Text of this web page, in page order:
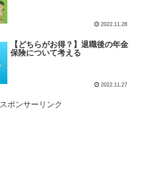
2022.11.28
【どちらがお得？】退職後の年金
保険について考える
2022.11.27
スポンサーリンク